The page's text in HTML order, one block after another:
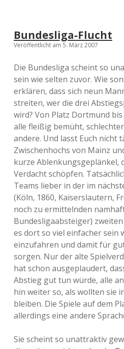
Bundesliga-Flucht
Veröffentlicht am 5. März 2007
Die Bundesliga scheint so
sein wie selten zuvor. Wie
erklären, dass sich neun
streiten, wer die drei
wird? Von Platz Dortmund
alle fleißig bemüht,
andere. Und lasst Euch nicht
Zwischenhochs von Mainz
kurze Ablenkungsgeplänkel,
Verdacht schöpfen.
Teams lieber in der im
(Köln, 1860, Kaiserslautern,
noch zu ermittelnden
Bundesligaabsteiger)
es dort so viel einfacher sein
einzufahren und damit für
sorgen. Nur der alte
hat schon ausgeplaudert,
Abstieg gut tun würde, alle
hin weiter so, als wollten sie
bleiben. Die Spiele auf dem
allerdings eine andere
Sie scheint so unattraktiv